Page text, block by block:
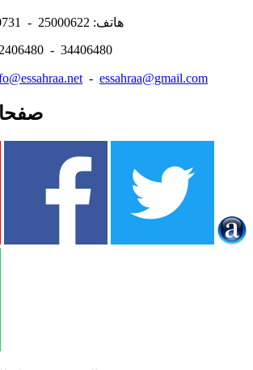
هاتف: 25000622 - 45250731 - 45255931
- 34406480
- essahraa@gmail.com